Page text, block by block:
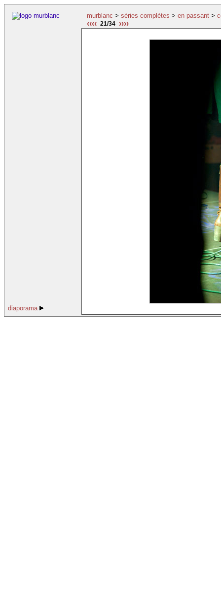
murblanc > séries complètes > en passant >
‹‹‹‹ 21/34 ››››
diaporama